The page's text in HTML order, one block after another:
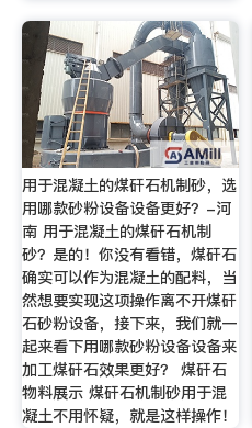
用于混凝土的煤矸石机制砂，选
用哪款砂粉设备设备更好？-河
南 用于混凝土的煤矸石机制
砂？是的！你没有看错，煤矸石
确实可以作为混凝土的配料，当
然想要实现这项操作离不开煤矸
石砂粉设备，接下来，我们就一
起来看下用哪款砂粉设备设备来
加工煤矸石效果更好？ 煤矸石
物料展示 煤矸石机制砂用于混
凝土不用怀疑，就是这样操作！